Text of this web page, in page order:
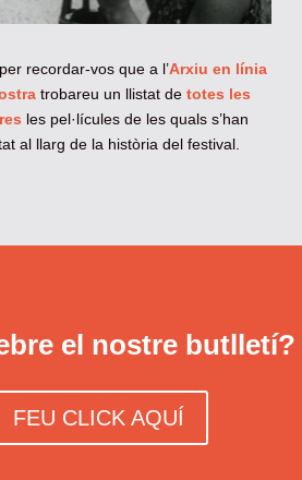
recordar-vos que a l’Arxiu en línia
trobareu un llistat de totes les
les pel·lícules de les quals s’han
al llarg de la història del festival.
el nostre butlletí?
FEU CLICK AQUÍ